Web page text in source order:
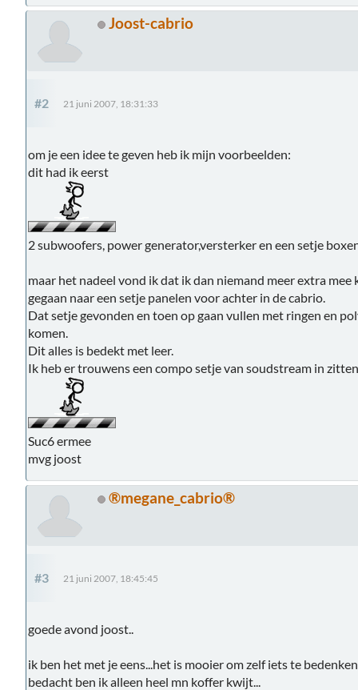
Joost-cabrio
#2 21 juni 2007, 18:31:33
om je een idee te geven heb ik mijn voorbeelden:
dit had ik eerst
2 subwoofers, power generator,versterker en een setje
maar het nadeel vond ik dat ik dan niemand meer extra
gegaan naar een setje panelen voor achter in de cabrio.
Dat setje gevonden en toen op gaan vullen met ringen en
komen.
Dit alles is bedekt met leer.
Ik heb er trouwens een compo setje van soudstream in zitten
Suc6 ermee
mvg joost
®megane_cabrio®
#3 21 juni 2007, 18:45:45
goede avond joost..
ik ben het met je eens...het is mooier om zelf iets te
bedacht ben ik alleen heel mn koffer kwijt...